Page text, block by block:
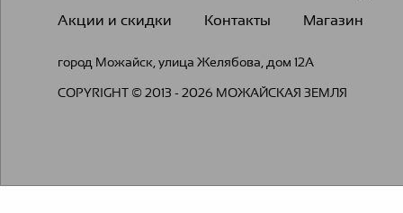
Акции и скидки
Контакты Магазин
город Можайск, улица Желябова, дом 12А
COPYRIGHT © 2013 - 2026 МОЖАЙСКАЯ ЗЕМЛЯ